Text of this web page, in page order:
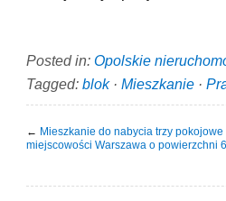
Posted in: Opolskie
Tagged: blok· Mieszkanie ·
← Mieszkanie do nabycia trzy pokojowe
miejscowości Warszawa o powierzchni